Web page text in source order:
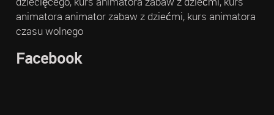
animatora animator zabaw z dziećmi, kurs animatora
czasu wolnego
Facebook